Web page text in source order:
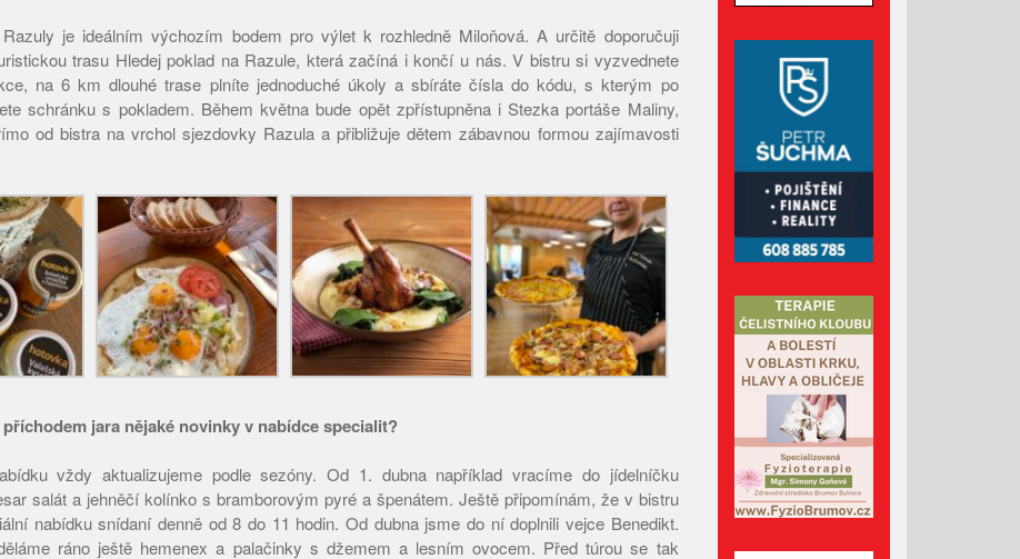
Březen 2025
Únor 2025
Leden 2025
Prosinec 2024
Listopad 2024
Říjen 2024
Září 2024
Červenec 2024
Červen 2024
Květen 2024
Duben 2024
Březen 2024
Únor 2024
Leden 2024
je ideálním výchozím bodem pro výlet k rozhledně Miloňová. A určitě doporučuji
trasu Hledej poklad na Razule, která začíná i končí u nás. V bistru si vyzvednete
na 6 km dlouhé trase plníte jednoduché úkoly a sbíráte čísla do kódu, s kterým po
schránku s pokladem. Během května bude opět zpřístupněna i Stezka portáše Maliny,
od bistra na vrchol sjezdovky Razula a přibližuje dětem zábavnou formou zajímavosti
jara nějaké novinky v nabídce specialit?
vždy aktualizujeme podle sezóny. Od 1. dubna například vracíme do jídelníčku
salát a jehněčí kolínko s bramborovým pyré a špenátem. Ještě připomínám, že v bistru
nabídku snídaní denně od 8 do 11 hodin. Od dubna jsme do ní doplnili vejce Benedikt.
ráno ještě hemenex a palačinky s džemem a lesním ovocem. Před túrou se tak